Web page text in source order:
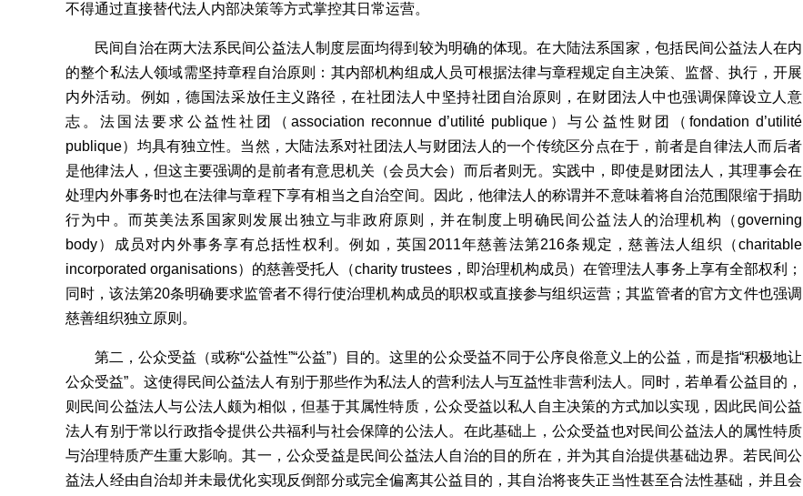
不得通过直接替代法人内部决策等方式掌控其日常运营。
民间自治在两大法系民间公益法人制度层面均得到较为明确的体现。在大陆法系国家，包括民间公益法人在内
的整个私法人领域需坚持章程自治原则：其内部机构组成人员可根据法律与章程规定自主决策、监督、执行，开展
内外活动。例如，德国法采放任主义路径，在社团法人中坚持社团自治原则，在财团法人中也强调保障设立人意
志。法国法要求公益性社团（association reconnue d’utilité publique）与公益性财团（fondation d’utilité
publique）均具有独立性。当然，大陆法系对社团法人与财团法人的一个传统区分点在于，前者是自律法人而后者
是他律法人，但这主要强调的是前者有意思机关（会员大会）而后者则无。实践中，即使是财团法人，其理事会在
处理内外事务时也在法律与章程下享有相当之自治空间。因此，他律法人的称谓并不意味着将自治范围限缩于捐助
行为中。而英美法系国家则发展出独立与非政府原则，并在制度上明确民间公益法人的治理机构（governing
body）成员对内外事务享有总括性权利。例如，英国2011年慈善法第216条规定，慈善法人组织（charitable
incorporated organisations）的慈善受托人（charity trustees，即治理机构成员）在管理法人事务上享有全部权利；
同时，该法第20条明确要求监管者不得行使治理机构成员的职权或直接参与组织运营；其监管者的官方文件也强调
慈善组织独立原则。
第二，公众受益（或称“公益性”“公益”）目的。这里的公众受益不同于公序良俗意义上的公益，而是指“积极地让
公众受益”。这使得民间公益法人有别于那些作为私法人的营利法人与互益性非营利法人。同时，若单看公益目的，
则民间公益法人与公法人颇为相似，但基于其属性特质，公众受益以私人自主决策的方式加以实现，因此民间公益
法人有别于常以行政指令提供公共福利与社会保障的公法人。在此基础上，公众受益也对民间公益法人的属性特质
与治理特质产生重大影响。其一，公众受益是民间公益法人自治的目的所在，并为其自治提供基础边界。若民间公
益法人经由自治却并未最优化实现反倒部分或完全偏离其公益目的，其自治将丧失正当性甚至合法性基础，并且会